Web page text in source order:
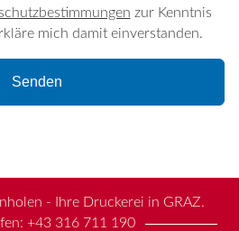
zur Kenntnis
mich damit einverstanden.
- Ihre Druckerei in GRAZ.
+43 316 711 190